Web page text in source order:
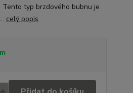
Tento typ brzdového bubnu je
celý popis